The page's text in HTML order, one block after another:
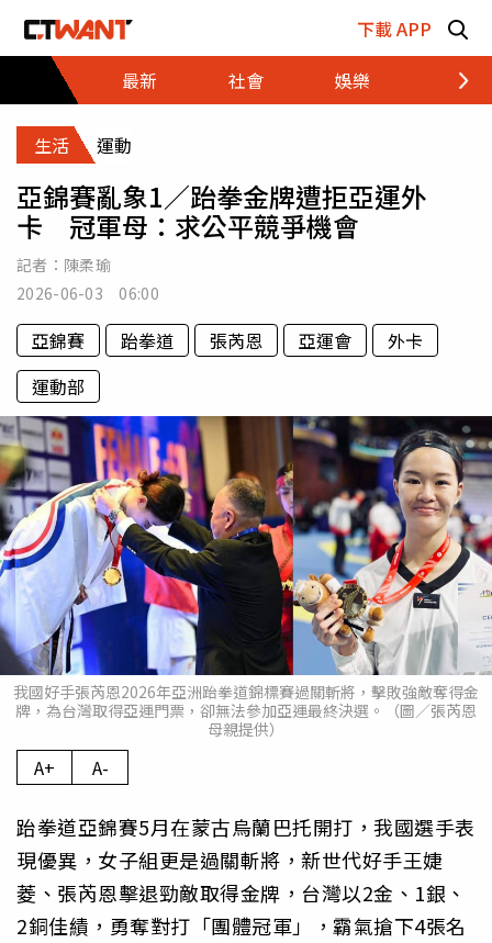
下載 APP
最新
社會 娛樂 財經
生活 運動
亞錦賽亂象1／跆拳金牌遭拒亞運外
卡 冠軍母：求公平競爭機會
記者： 陳柔瑜
2026-06-03 06:00
亞錦賽 跆拳道 張芮恩 亞運會
外卡
運動部
我國好手張芮恩2026年亞洲跆拳道錦標賽過關斬將，擊敗強敵奪得金
牌，為台灣取得亞運門票，卻無法參加亞運最終決選。（圖／張芮恩
母親提供）
A+ A-
跆拳道亞錦賽5月在蒙古烏蘭巴托開打，我國選手表
現優異，女子組更是過關斬將，新世代好手王婕
菱、張芮恩擊退勁敵取得金牌，台灣以2金、1銀、
2銅佳績，勇奪對打「團體冠軍」，霸氣搶下4張名